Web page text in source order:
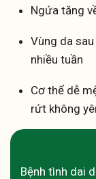
Ngứa tăng
Vùng da
nhiều tuần
Cơ thể dễ
rứt không
Bệnh tình dai